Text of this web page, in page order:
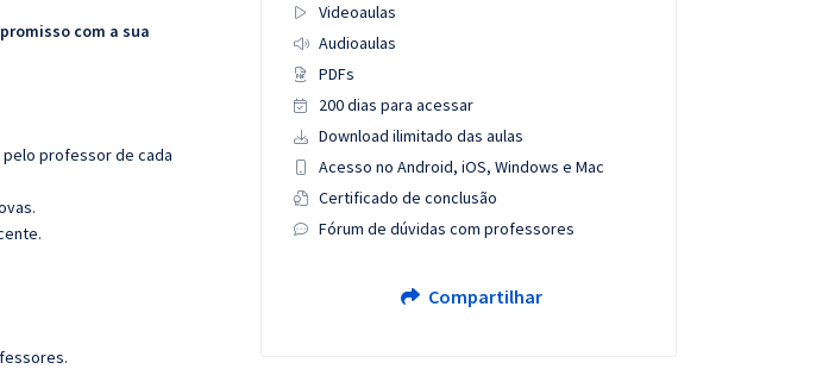
com a sua
pelo professor de cada
Videoaulas
Audioaulas
PDFs
200 dias para acessar
Download ilimitado das aulas
Acesso no Android, iOS, Windows e Mac
Certificado de conclusão
Fórum de dúvidas com professores
Compartilhar